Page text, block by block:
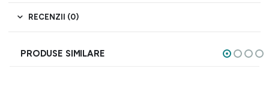
RECENZII (0)
PRODUSE SIMILARE